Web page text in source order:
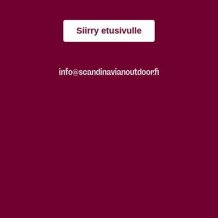
Siirry etusivulle
info@scandinavianoutdoor.fi